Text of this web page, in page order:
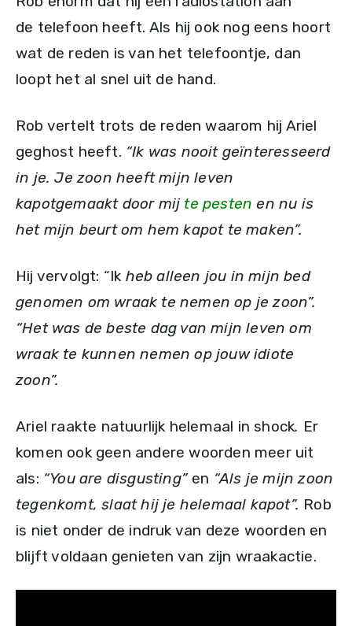
de telefoon heeft. Als hij ook nog eens hoort
wat de reden is van het telefoontje, dan
loopt het al snel uit de hand.
Rob vertelt trots de reden waarom hij Ariel
geghost heeft. “Ik was nooit geïnteresseerd
in je. Je zoon heeft mijn leven
kapotgemaakt door mij te pesten en nu is
het mijn beurt om hem kapot te maken”.
Hij vervolgt: “Ik heb alleen jou in mijn bed
genomen om wraak te nemen op je zoon”.
“Het was de beste dag van mijn leven om
wraak te kunnen nemen op jouw idiote
zoon”.
Ariel raakte natuurlijk helemaal in shock. Er
komen ook geen andere woorden meer uit
als: “You are disgusting” en “Als je mijn zoon
tegenkomt, slaat hij je helemaal kapot”. Rob
is niet onder de indruk van deze woorden en
blijft voldaan genieten van zijn wraakactie.